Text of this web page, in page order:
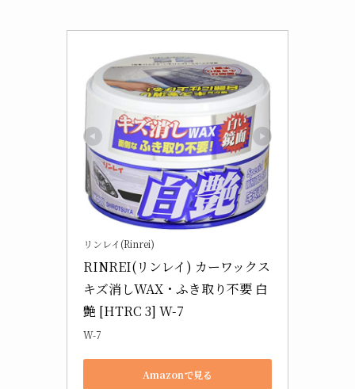
リンレイ(Rinrei)
RINREI(リンレイ) カーワックス
キズ消しWAX・ふき取り不要 白
艶 [HTRC 3] W-7
W-7
Amazonで見る